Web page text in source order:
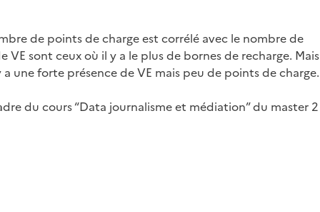
de points de charge est corrélé avec le nombre de
sont ceux où il y a le plus de bornes de recharge. Mais
une forte présence de VE mais peu de points de charge.
du cours “Data journalisme et médiation” du master 2